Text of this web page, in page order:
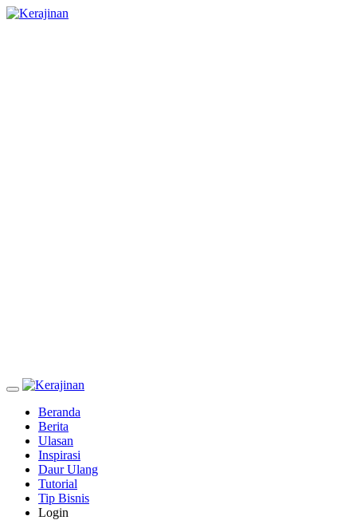
Beranda
Berita
Ulasan
Inspirasi
Daur Ulang
Tutorial
Tip Bisnis
Login